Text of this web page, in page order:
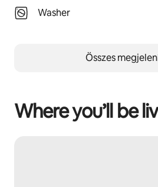
Washer
Összes
Where you’ll be